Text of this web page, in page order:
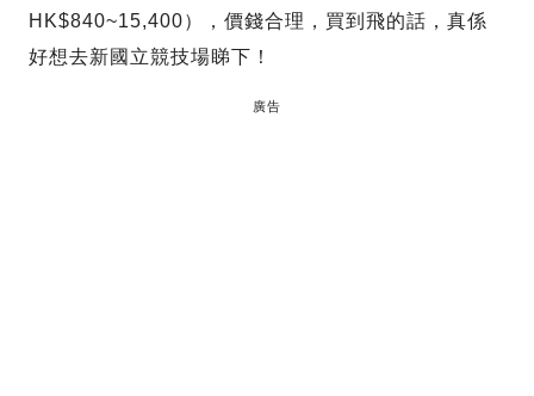
HK$840~15,400），價錢合理，買到飛的話，真係
好想去新國立競技場睇下！
廣告